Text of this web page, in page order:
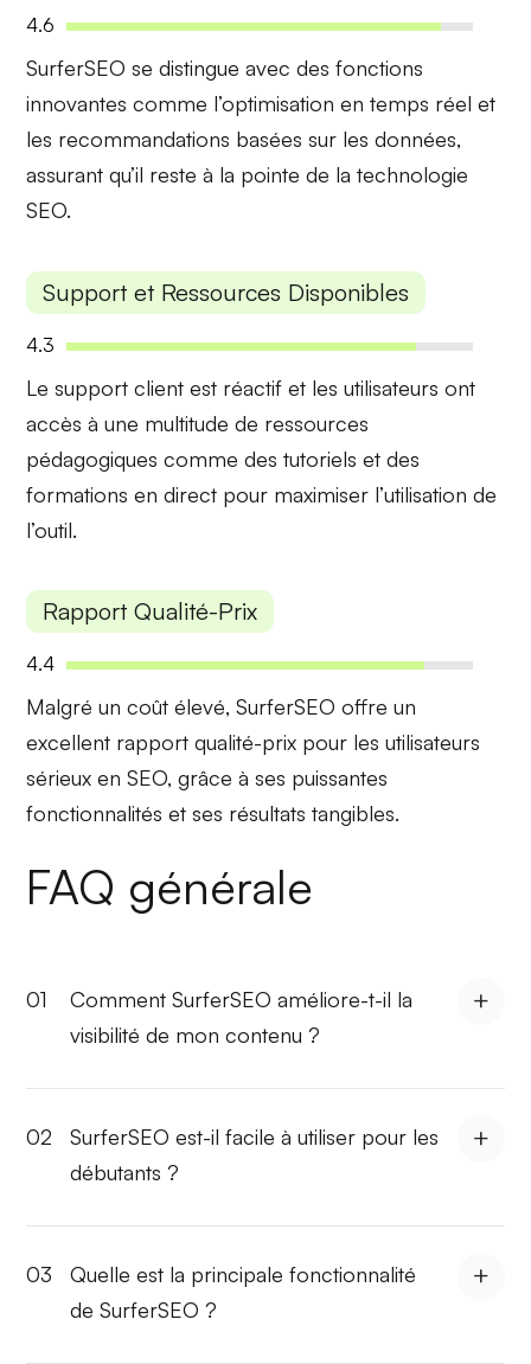
4.6
SurferSEO se distingue avec desfonctions
innovantes comme l’optimisation en temps réel et
les recommandations basées sur les données,
assurant qu’il reste à la pointe de la technologie
SEO.
Support et Ressources Disponibles
4.3
Le support client est réactif et les utilisateurs ont
accès à une multitude de ressources
pédagogiques comme des tutoriels et des
formations en direct pour maximiser l’utilisation de
l’outil.
Rapport Qualité-Prix
4.4
Malgré uncoût élevé, SurferSEO offre un
excellent rapport qualité-prix pour les utilisateurs
sérieux en SEO, grâce à ses puissantes
fonctionnalités et ses résultats tangibles.
FAQ générale
01
Comment SurferSEO améliore-t-il la
visibilité de mon contenu ?
02
SurferSEO est-il facile à utiliser pour les
débutants ?
03
Quelle est la principale fonctionnalité
de SurferSEO ?